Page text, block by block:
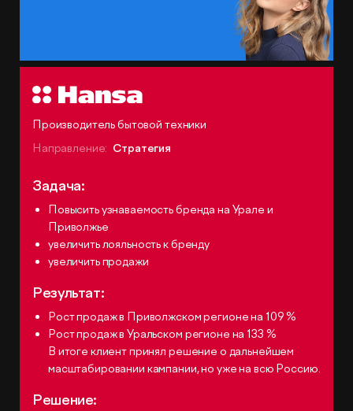
Производитель бытовой техники
Направление: Стратегия
Задача:
Повысить узнаваемость бренда на Урале и
Приволжье
увеличить лояльность к бренду
увеличить продажи
Результат:
Рост продаж в Приволжском регионе на 109 %
Рост продаж в Уральском регионе на 133 %
В итоге клиент принял решение о дальнейшем
масштабировании кампании, но уже на всю Россию.
Решение: